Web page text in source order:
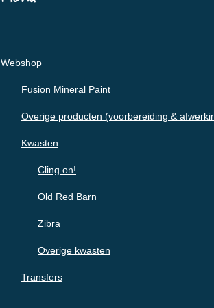
Webshop
Fusion Mineral Paint
Overige producten (voorbereiding &
Kwasten
Cling on!
Old Red Barn
Zibra
Overige kwasten
Transfers